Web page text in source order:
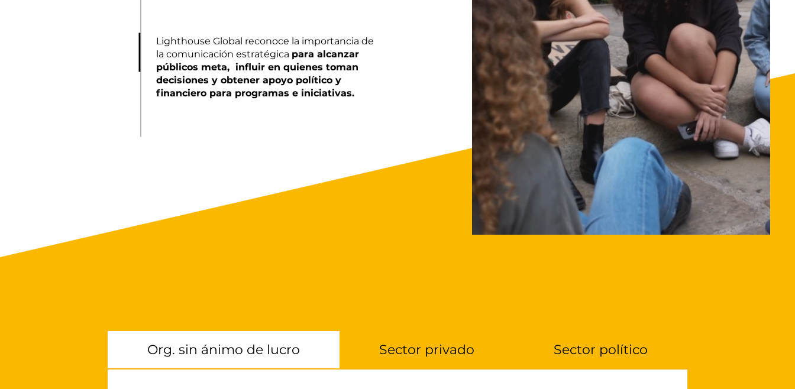
Lighthouse Global reconoce la importancia de
la comunicación estratégica para alcanzar
públicos meta, influir en quienes toman
decisiones y obtener apoyo político y
financiero para programas e iniciativas.
Org. sin ánimo de lucro Sector privado Sector político